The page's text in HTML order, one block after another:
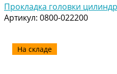
Прокладка головки
Артикул: 0800-022200
На складе